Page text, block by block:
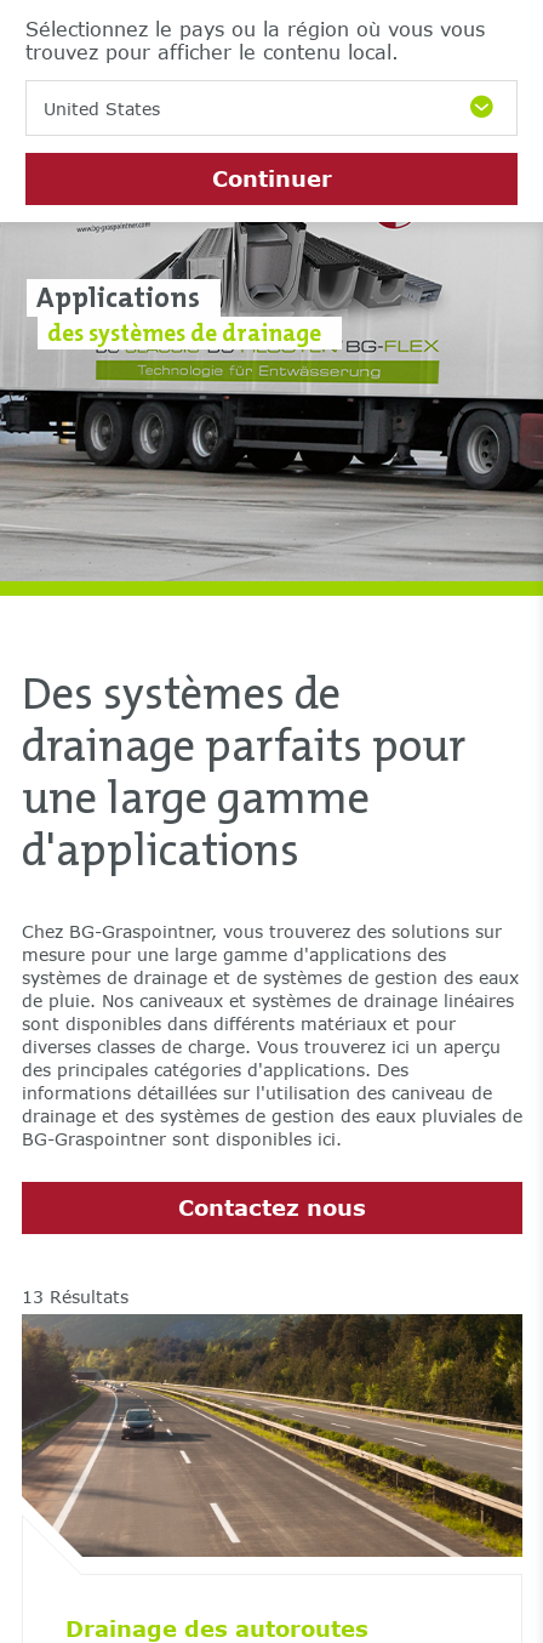
Sélectionnez le pays ou la région où vous vous
trouvez pour afficher le contenu local.
United States
Continuer
Applications
des systèmes de drainage
Des systèmes de
drainage parfaits pour
une large gamme
d'applications
Chez BG-Graspointner, vous trouverez des solutions sur
mesure pour une large gamme d'applications des
systèmes de drainage et de systèmes de gestion des eaux
de pluie. Nos caniveaux et systèmes de drainage linéaires
sont disponibles dans différents matériaux et pour
diverses classes de charge. Vous trouverez ici un aperçu
des principales catégories d'applications. Des
informations détaillées sur l'utilisation des caniveau de
drainage et des systèmes de gestion des eaux pluviales de
BG-Graspointner sont disponibles ici.
Contactez nous
13 Résultats
Drainage des autoroutes